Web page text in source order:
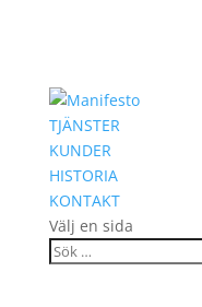
TJÄNSTER
KUNDER
HISTORIA
KONTAKT
Välj en sida